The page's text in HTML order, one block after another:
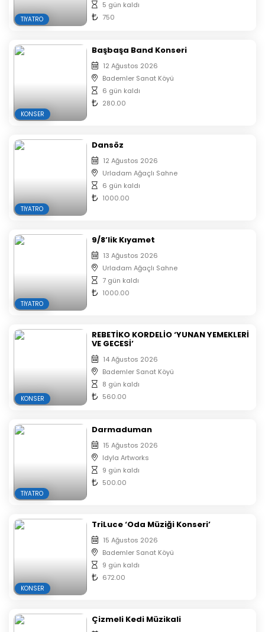
TIYATRO
5 gün kaldı
750
KONSER
Başbaşa Band Konseri
12 Ağustos 2026
Bademler Sanat Köyü
6 gün kaldı
280.00
TIYATRO
Dansöz
12 Ağustos 2026
Urladam Ağaçlı Sahne
6 gün kaldı
1000.00
TIYATRO
9/8’lik Kıyamet
13 Ağustos 2026
Urladam Ağaçlı Sahne
7 gün kaldı
1000.00
KONSER
REBETİKO KORDELİO ‘YUNAN YEMEKLERİ
VE GECESİ’
14 Ağustos 2026
Bademler Sanat Köyü
8 gün kaldı
560.00
TIYATRO
Darmaduman
15 Ağustos 2026
Idyla Artworks
9 gün kaldı
500.00
KONSER
TriLuce ‘Oda Müziği Konseri’
15 Ağustos 2026
Bademler Sanat Köyü
9 gün kaldı
672.00
Çizmeli Kedi Müzikali